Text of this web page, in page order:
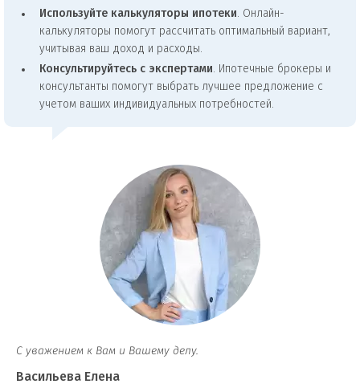
Используйте калькуляторы ипотеки . Онлайн-
калькуляторы помогут рассчитать оптимальный вариант,
учитывая ваш доход и расходы.
Консультируйтесь с экспертами. Ипотечные брокеры и
консультанты помогут выбрать лучшее предложение с
учетом ваших индивидуальных потребностей.
С уважением к Вам и Вашему делу.
Васильева Елена